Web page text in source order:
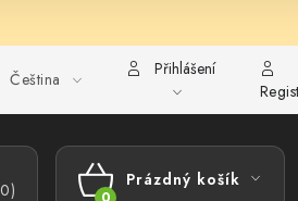
Reklamační řád Velkoobchod
Čeština
Přihlášení
Prázdný košík